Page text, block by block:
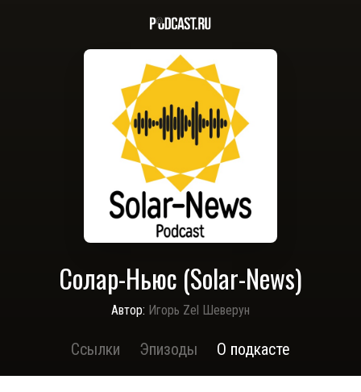
Солар-Ньюс (Solar-News)
Автор: Игорь Zel Шеверун
Ссылки Эпизоды О подкасте